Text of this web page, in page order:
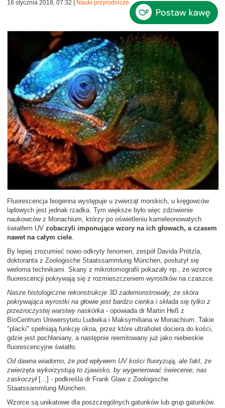
16 stycznia 2018, 07:32 Nauki przyrodnicze
Fluorescencja biogenna występuje u zwierząt morskich, u kręgowców
lądowych jest jednak rzadka. Tym większe było więc zdziwienie
naukowców z Monachium, którzy po oświetleniu kameleonowatych
światłem UV zobaczyli imponujące wzory na ich głowach, a czasem
nawet na całym ciele.
By lepiej zrozumieć nowo odkryty fenomen, zespół Davida Prötzla,
doktoranta z Zoologische Staatssammlung München, posłużył się
wieloma technikami. Skany z mikrotomografii pokazały np., że wzorce
fluorescencji pokrywają się z rozmieszczeniem wyrostków na czaszce.
Nasze histologiczne rekonstrukcje 3D zademonstrowały, że skóra
pokrywająca wyrostki na głowie jest bardzo cienka i składa się tylko z
przezroczystej warstwy naskórka - opowiada dr Martin Heß z
BioCentrum Uniwersytetu Ludwika i Maksymiliana w Monachium. Takie
"placki" spełniają funkcję okna, przez które ultrafiolet dociera do kości,
gdzie jest pochłaniany, a następnie reemitowany już jako niebieskie
fluorescencyjne światło.
Od dawna wiadomo, że pod wpływem UV kości fluoryzują, ale fakt, że
zwierzęta wykorzystują to zjawisko, by wygenerować świecenie, nas
zaskoczył [...] - podkreśla dr Frank Glaw z Zoologische
Staatssammlung München.
Wzorce są unikatowe dla poszczególnych gatunków lub grup gatunków.